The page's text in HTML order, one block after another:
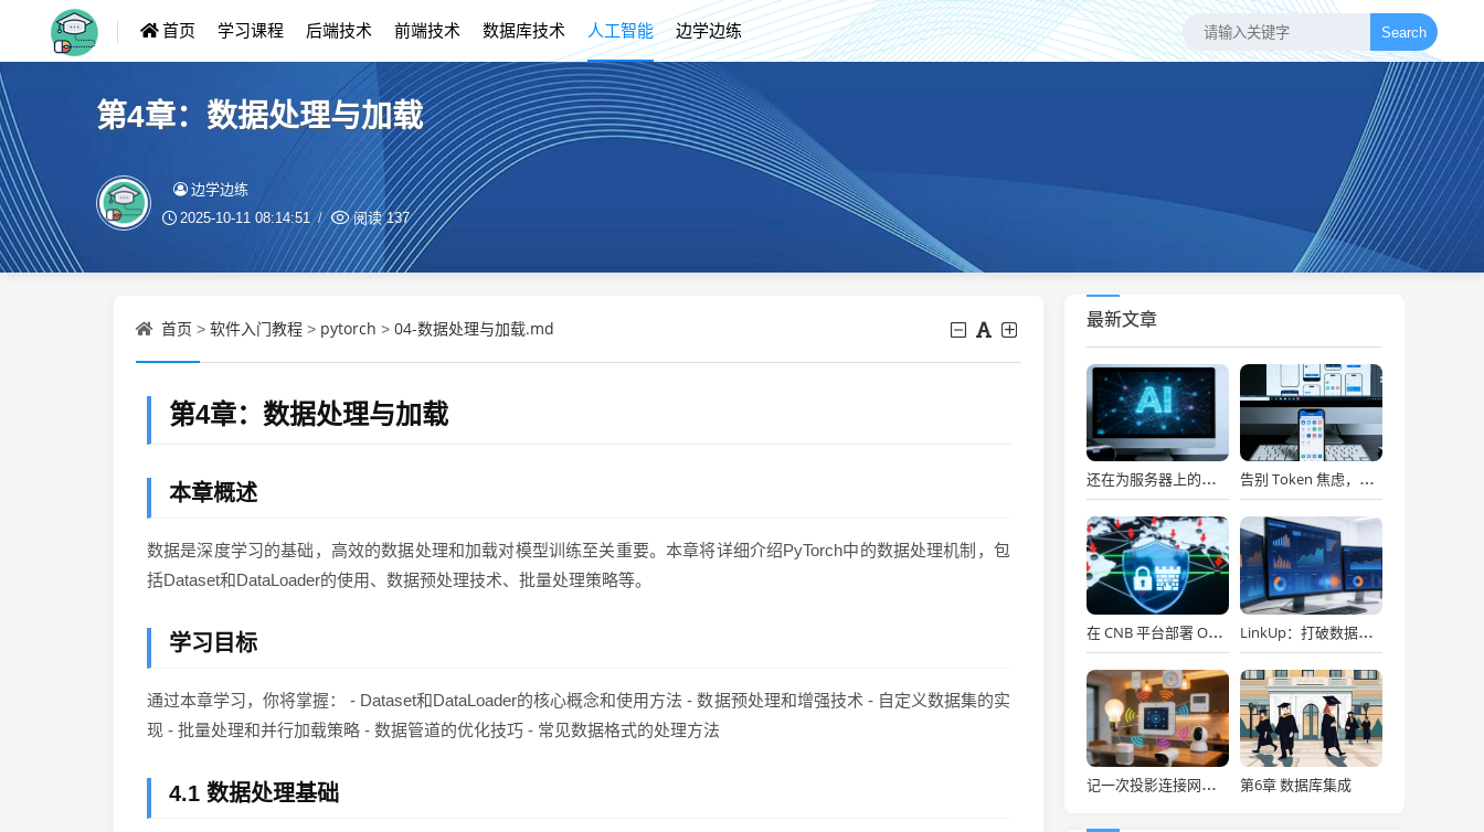
首页 学习课程 后端技术 前端技术 数据库技术 人工智能 边学边练 Search
第4章：数据处理与加载
边学边练
2025-10-11 08:14:51 阅读137
首页 > 软件入门教程 > pytorch > 04-数据处理与加载.md
第4章：数据处理与加载
本章概述
数据是深度学习的基础，高效的数据处理和加载对模型训练至关重要。本章将详细介绍PyTorch中的数据处理机制，包
括Dataset和DataLoader的使用、数据预处理技术、批量处理策略等。
学习目标
通过本章学习，你将掌握： - Dataset和DataLoader的核心概念和使用方法 - 数据预处理和增强技术 - 自定义数据集的实
现 - 批量处理和并行加载策略 - 数据管道的优化技巧 - 常见数据格式的处理方法
4.1 数据处理基础
最新文章
还在为服务器上的问题烦恼？有了智能终端，我再也不怕了！ 告别 Token 焦虑，让 AI Agent 24 小时为你打工
在 CNB 平台部署 OpenClaw，API Key 免费用，30秒搞定！ LinkUp：打破数据孤岛，新一代轻量级企业级数据集成平台深度解析
记一次投影连接网络存储 第6章 数据库集成